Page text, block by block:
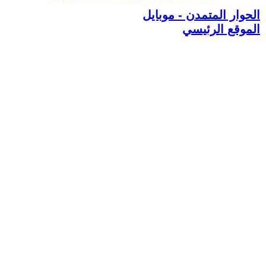
الحوار المتمدن - موبايل
الموقع الرئيسي